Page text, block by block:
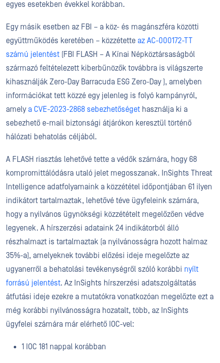
egyes esetekben évekkel korábban.
Egy másik esetben az FBI – a köz- és magánszféra közötti
együttműködés keretében – közzétette az AC-000172-TT
számú jelentést (FBI FLASH – A Kínai Népköztársaságból
származó feltételezett kiberbűnözők továbbra is világszerte
kihasználják Zero-Day Barracuda ESG Zero-Day ), amelyben
információkat tett közzé egy jelenleg is folyó kampányról,
amely a CVE-2023-2868 sebezhetőséget használja ki a
sebezhető e-mail biztonsági átjárókon keresztül történő
hálózati behatolás céljából.
A FLASH riasztás lehetővé tette a védők számára, hogy 68
kompromittálódásra utaló jelet megosszanak. InSights Threat
Intelligence adatfolyamaink a közzététel időpontjában 61 ilyen
indikátort tartalmaztak, lehetővé téve ügyfeleink számára,
hogy a nyilvános ügynökségi közzétételt megelőzően védve
legyenek. A hírszerzési adataink 24 indikátorból álló
részhalmazt is tartalmaztak (a nyilvánosságra hozott halmaz
35%-a), amelyeknek további előzési ideje megelőzte az
ugyanerről a behatolási tevékenységről szóló korábbi nyílt
forrású jelentést. Az InSights hírszerzési adatszolgáltatás
átfutási ideje ezekre a mutatókra vonatkozóan megelőzte ezt a
még korábbi nyilvánosságra hozatalt, több, az InSights
ügyfelei számára már elérhető IOC-vel:
1 IOC 181 nappal korábban